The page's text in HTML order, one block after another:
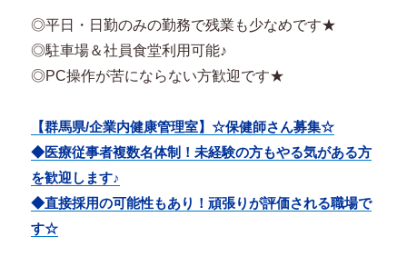
◎平日・日勤のみの勤務で残業も少なめです★
◎駐車場＆社員食堂利用可能♪
◎PC操作が苦にならない方歓迎です★
【群馬県/企業内健康管理室】☆保健師さん募集☆
◆医療従事者複数名体制！未経験の方もやる気がある方
を歓迎します♪
◆直接採用の可能性もあり！頑張りが評価される職場で
す☆